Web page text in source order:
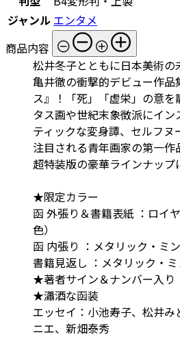
ジャンル エンタメ
商品内容
松井冬子とともに日本美術の
亀井徹の衝撃的デビュー作品
ス』！「死」「虚栄」の意
タス画や世紀末象徴派にイ
ティックな変身譚、セルフ
注目される青年画家の第一作
超特装版の豪華ラインナップ
★限定カラー
函 外張り＆書籍表紙 ：ロイ
色）
函 内張り ：メタリック・ミ
書籍見返し ：メタリック・
★著者サイン＆ナンバー入り
★瀟酒な函装
エッセイ：小池寿子、松井み
ニエ、新畑泰秀